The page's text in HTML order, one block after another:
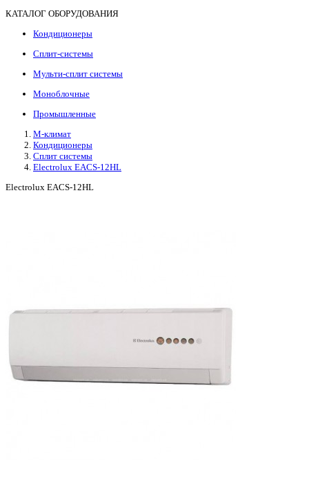
КАТАЛОГ ОБОРУДОВАНИЯ
Кондиционеры
Сплит-системы
Мульти-сплит системы
Моноблочные
Промышленные
М-климат
Кондиционеры
Сплит системы
Electrolux EACS-12HL
Electrolux EACS-12HL